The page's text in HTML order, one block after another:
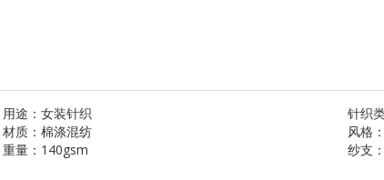
用途： 女装针织 针织
材质： 棉涤混纺 风格：
重量： 140gsm 纱支：